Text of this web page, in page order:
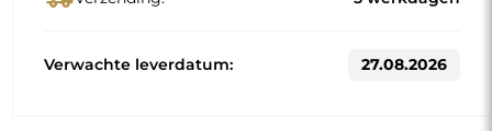
Verwachte leverdatum: 27.08.2026